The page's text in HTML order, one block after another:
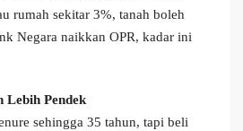
rumah sekitar 3%, tanah boleh
Negara naikkan OPR, kadar ini
Lebih Pendek
sehingga 35 tahun, tapi beli